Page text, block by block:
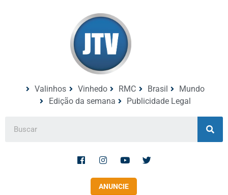
Valinhos Vinhedo RMC Brasil
Mundo
Edição da semana
Publicidade Legal
ANUNCIE